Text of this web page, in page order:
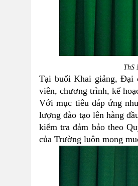
ThS
Tại buổi Khai giảng, Đại
viên, chương trình, kế
Với mục tiêu đáp ứng
lượng đào tạo lên hàng
kiểm tra đảm bảo theo
của Trường luôn mong